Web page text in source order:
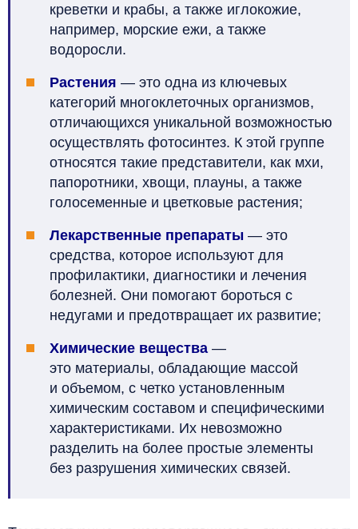
креветки и крабы, а также иглокожие,
например, морские ежи, а также
водоросли.
Растения — это одна из ключевых
категорий многоклеточных организмов,
отличающихся уникальной возможностью
осуществлять фотосинтез. К этой группе
относятся такие представители, как мхи,
папоротники, хвощи, плауны, а также
голосеменные и цветковые растения;
Лекарственные препараты — это
средства, которое используют для
профилактики, диагностики и лечения
болезней. Они помогают бороться с
недугами и предотвращает их развитие;
Химические вещества —
это материалы, обладающие массой
и объемом, с четко установленным
химическим составом и специфическими
характеристиками. Их невозможно
разделить на более простые элементы
без разрушения химических связей.